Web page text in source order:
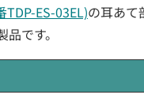
TDP-ES-03EL)の耳あて
です。